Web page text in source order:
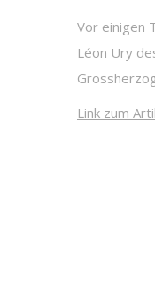
Vor einigen
Léon Ury
Link zum